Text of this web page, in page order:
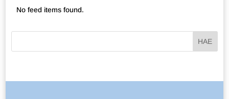
No feed items found.